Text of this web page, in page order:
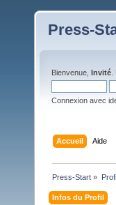
Press-
Bienvenue, Invité
Connexion avec
Accueil Aide
Press-Start »
Infos du Profil